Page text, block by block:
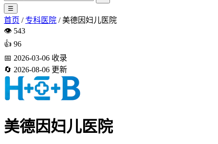
☰
首页 / 专科医院 / 美德因妇儿医院
👁️ 543
👍 96
📅 2026-03-06 收录
🔄 2026-08-06 更新
美德因妇儿医院